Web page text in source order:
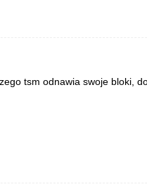
tsm odnawia swoje bloki,